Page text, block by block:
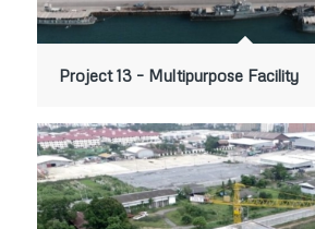
Project 13 – Multipurpose Facility